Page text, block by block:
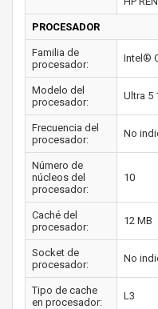
PROCESADOR
Familia de
procesador:
Intel®
Modelo del
procesador:
Ultra 5
Frecuencia del
procesador:
No
Número de
núcleos del
procesador:
10
Caché del
procesador:
12 MB
Socket de
procesador:
No
Tipo de cache
en procesador:
L3